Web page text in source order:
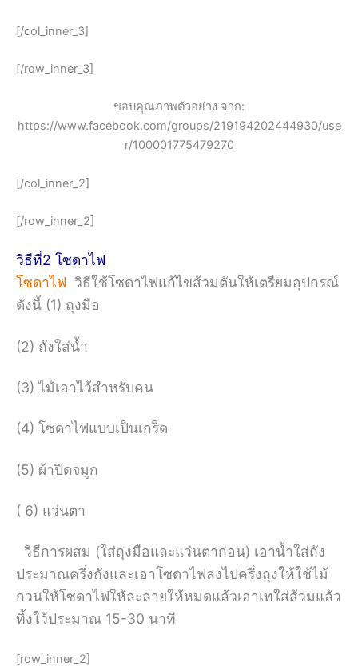
[/col_inner_3]
[/row_inner_3]
ขอบคุณภาพตัวอย่าง จาก:
https://www.facebook.com/groups/219194202444930/use
r/100001775479270
[/col_inner_2]
[/row_inner_2]
วิธีที่2 โซดาไฟ
โซดาไฟ วิธีใช้โซดาไฟแก้ไขส้วมตันให้เตรียมอุปกรณ์
ดังนี้ (1) ถุงมือ
(2) ถังใส่น้ำ
(3) ไม้เอาไว้สำหรับคน
(4) โซดาไฟแบบเป็นเกร็ด
(5) ผ้าปิดจมูก
( 6) แว่นตา
วิธีการผสม (ใส่ถุงมือและแว่นตาก่อน) เอาน้ำใส่ถัง
ประมาณครึ่งถังและเอาโซดาไฟลงไปครึ่งถุงให้ใช้ไม้
กวนให้โซดาไฟให้ละลายให้หมดแล้วเอาเทใส่ส้วมแล้ว
ทิ้งใว้ประมาณ 15-30 นาที
[row_inner_2]